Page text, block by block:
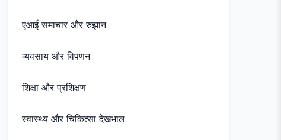
एआई समाचार और रुझान
व्यवसाय और विपणन
शिक्षा और प्रशिक्षण
स्वास्थ्य और चिकित्सा देखभाल